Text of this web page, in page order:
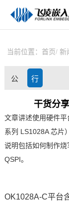
技术与支持
在线文档
方案定制
淘宝商城
当前位置： 首页 新
公
动
态
行
业
资
讯
干货分
文章讲述使用硬件平
系列 LS1028A 芯片
说明包括如何制作
QSPI。
OK1028A-C平台